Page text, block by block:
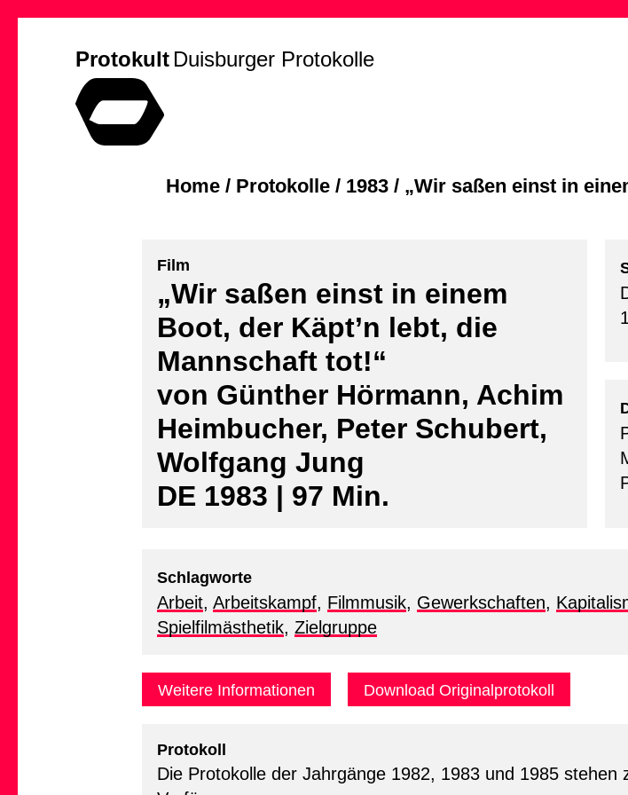
Protokult Duisburger Protokolle
Home/ Protokolle/ 1983/ „Wir saßen einst in
Film
„Wir saßen einst in einem
Boot, der Käpt’n lebt, die
Mannschaft tot!“
von Günther Hörmann, Achim
Heimbucher, Peter Schubert,
Wolfgang Jung
DE 1983 | 97 Min.
Schlagworte
Arbeit, Arbeitskampf, Filmmusik, Gewerkschaften,
Spielfilmästhetik, Zielgruppe
Weitere Informationen Download Originalprotokoll
Protokoll
Die Protokolle der Jahrgänge 1982, 1983 und 1985